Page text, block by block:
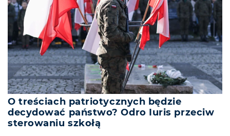
O treściach patriotycznych będzie
decydować państwo? Odro Iuris przeciw
sterowaniu szkołą